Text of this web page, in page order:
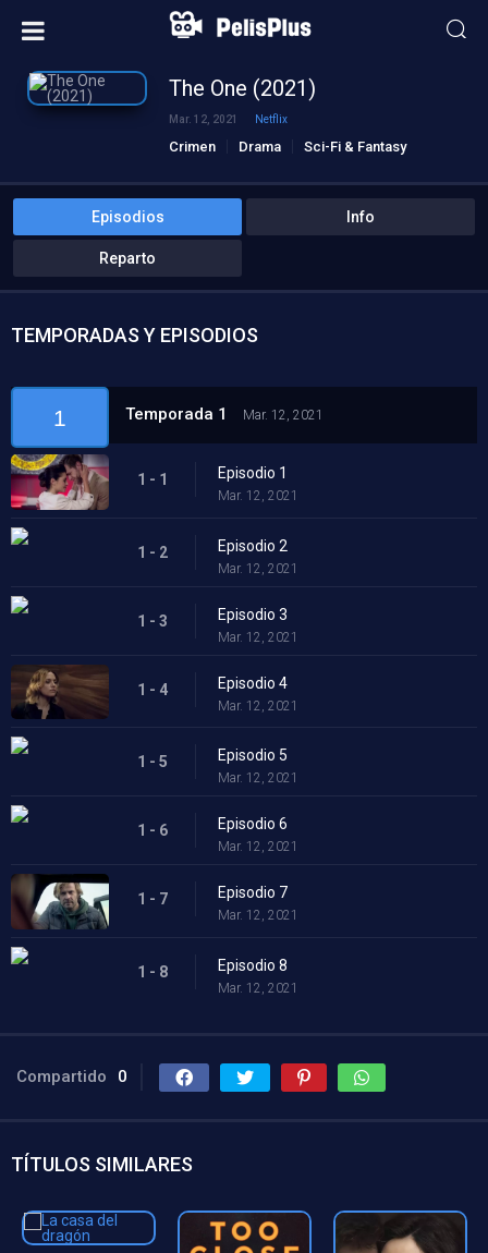
The One (2021)
Mar. 12, 2021 Netflix
Crimen Drama Sci-Fi & Fantasy
Episodios Info
Reparto
TEMPORADAS Y EPISODIOS
1 Temporada 1 Mar. 12, 2021
1 - 1 Episodio 1
Mar. 12, 2021
1 - 2 Episodio 2
Mar. 12, 2021
1 - 3 Episodio 3
Mar. 12, 2021
1 - 4 Episodio 4
Mar. 12, 2021
1 - 5 Episodio 5
Mar. 12, 2021
1 - 6 Episodio 6
Mar. 12, 2021
1 - 7 Episodio 7
Mar. 12, 2021
1 - 8 Episodio 8
Mar. 12, 2021
Compartido 0
TÍTULOS SIMILARES